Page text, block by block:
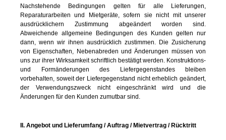
Nachstehende Bedingungen gelten für alle Lieferungen,
Reparaturarbeiten und Mietgeräte, sofern sie nicht mit unserer
ausdrücklichern Zustimmung abgeändert worden sind.
Abweichende allgemeine Bedingungen des Kunden gelten nur
dann, wenn wir ihnen ausdrücklich zustimmen. Die Zusicherung
von Eigenschaften, Nebenabreden und Änderungen müssen von
uns zur ihrer Wirksamkeit schriftlich bestätigt werden. Konstruktions-
und Formänderungen des Liefergegenstandes bleiben
vorbehalten, soweit der Liefergegenstand nicht erheblich geändert,
der Verwendungszweck nicht eingeschränkt wird und die
Änderungen für den Kunden zumutbar sind.
II. Angebot und Lieferumfang / Auftrag / Mietvertrag / Rücktritt